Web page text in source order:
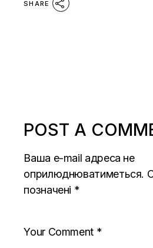
SHARE
POST A
Ваша e-mail адреса не
оприлюднюватиметься.
позначені *